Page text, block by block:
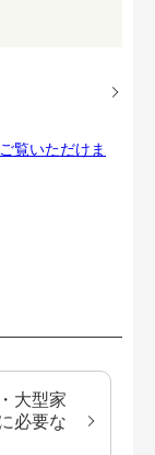
覧いただけま
大型家
必要な